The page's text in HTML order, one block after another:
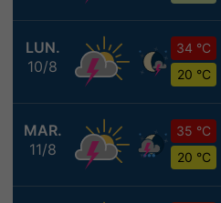
LUN.
10/8
34 °C
20 °C
MAR.
11/8
35 °C
20 °C